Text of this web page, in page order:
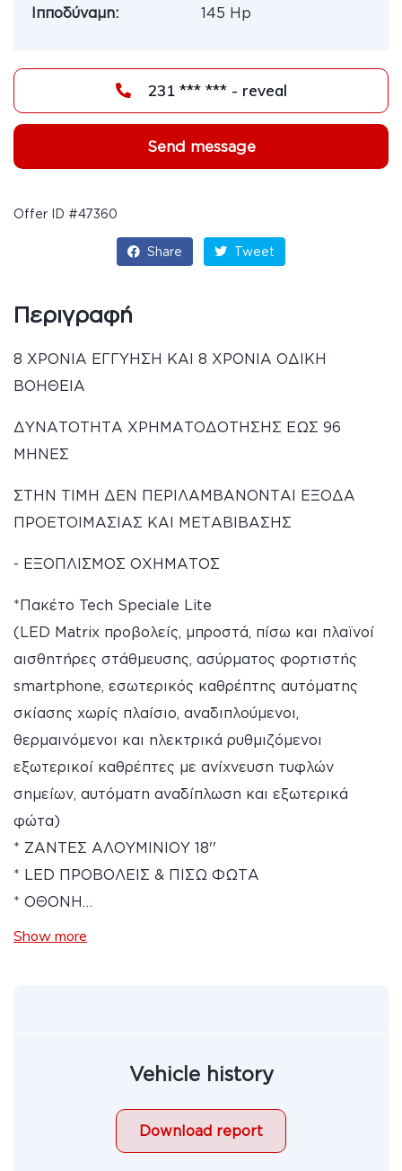
Ιπποδύναμη:
145 Hp
231 *** *** - reveal
Send message
Offer ID #47360
Share Tweet
Περιγραφή
8 ΧΡΟΝΙΑ ΕΓΓΥΗΣΗ ΚΑΙ 8 ΧΡΟΝΙΑ ΟΔΙΚΗ
ΒΟΗΘΕΙΑ
ΔΥΝΑΤΟΤΗΤΑ ΧΡΗΜΑΤΟΔΟΤΗΣΗΣ ΕΩΣ 96
ΜΗΝΕΣ
ΣΤΗΝ ΤΙΜΗ ΔΕΝ ΠΕΡΙΛΑΜΒΑΝΟΝΤΑΙ ΕΞΟΔΑ
ΠΡΟΕΤΟΙΜΑΣΙΑΣ ΚΑΙ ΜΕΤΑΒΙΒΑΣΗΣ
- ΕΞΟΠΛΙΣΜΟΣ ΟΧΗΜΑΤΟΣ
*Πακέτο Tech Speciale Lite
(LED Matrix προβολείς, μπροστά, πίσω και πλαϊνοί
αισθητήρες στάθμευσης, ασύρματος φορτιστής
smartphone, εσωτερικός καθρέπτης αυτόματης
σκίασης χωρίς πλαίσιο, αναδιπλούμενοι,
θερμαινόμενοι και ηλεκτρικά ρυθμιζόμενοι
εξωτερικοί καθρέπτες με ανίχνευση τυφλών
σημείων, αυτόματη αναδίπλωση και εξωτερικά
φώτα)
* ΖΑΝΤΕΣ ΑΛΟΥΜΙΝΙΟΥ 18''
* LED ΠΡΟΒΟΛΕΙΣ & ΠΙΣΩ ΦΩΤΑ
* ΟΘΟΝΗ…
Show more
Vehicle history
Download report